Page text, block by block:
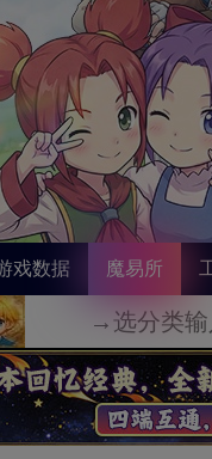
戏数据 魔易所